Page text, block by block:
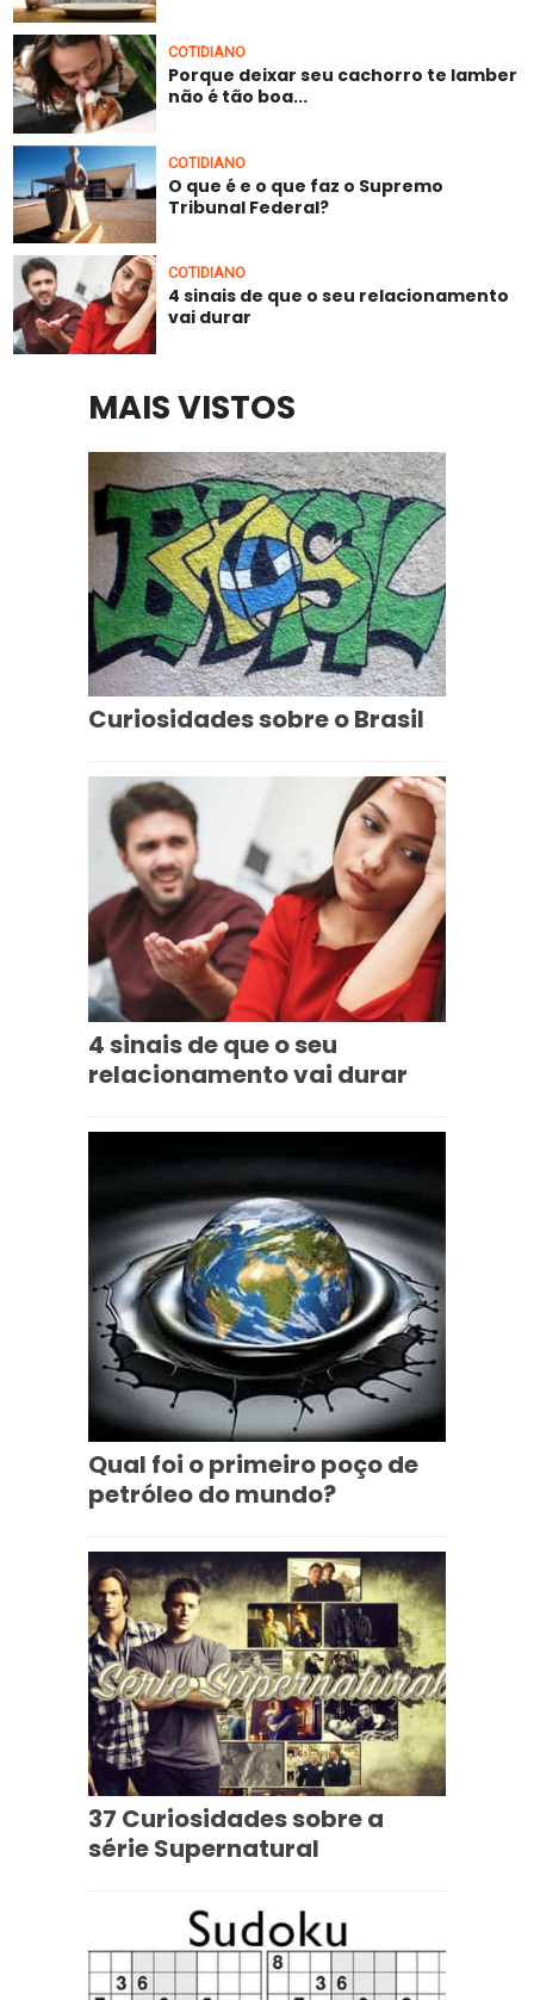
COTIDIANO
Porque deixar seu cachorro te lamber
não é tão boa...
COTIDIANO
O que é e o que faz o Supremo
Tribunal Federal?
COTIDIANO
4 sinais de que o seu relacionamento
vai durar
MAIS VISTOS
Curiosidades sobre o Brasil
4 sinais de que o seu
relacionamento vai durar
Qual foi o primeiro poço de
petróleo do mundo?
37 Curiosidades sobre a
série Supernatural